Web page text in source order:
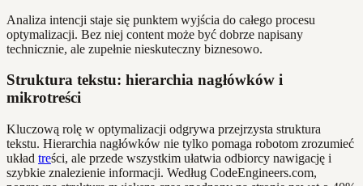
Analiza intencji staje się punktem wyjścia do całego procesu
optymalizacji. Bez niej content może być dobrze napisany
technicznie, ale zupełnie nieskuteczny biznesowo.
Struktura tekstu: hierarchia nagłówków i
mikrotreści
Kluczową rolę w optymalizacji odgrywa przejrzysta struktura
tekstu. Hierarchia nagłówków nie tylko pomaga robotom zrozumieć
układ treści, ale przede wszystkim ułatwia odbiorcy nawigację i
szybkie znalezienie informacji. Według CodeEngineers.com,